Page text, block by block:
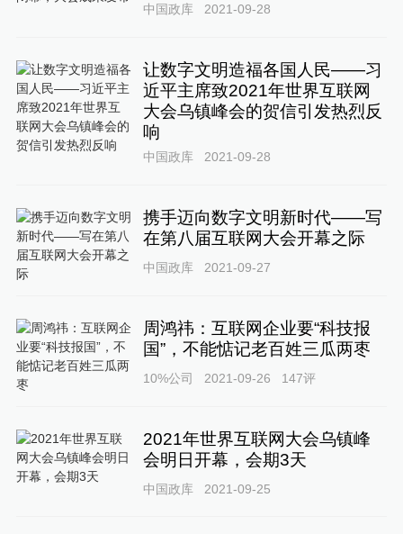
中国政库 2021-09-28
让数字文明造福各国人民——习
近平主席致2021年世界互联网
大会乌镇峰会的贺信引发热烈反
响
中国政库 2021-09-28
携手迈向数字文明新时代——写
在第八届互联网大会开幕之际
中国政库 2021-09-27
周鸿祎：互联网企业要“科技报
国”，不能惦记老百姓三瓜两枣
10%公司 2021-09-26 147评
2021年世界互联网大会乌镇峰
会明日开幕，会期3天
中国政库 2021-09-25